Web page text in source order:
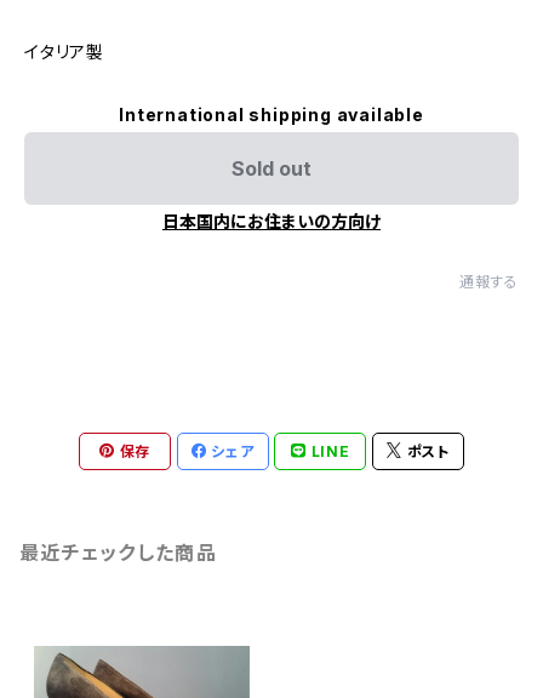
イタリア製
International shipping available
Sold out
日本国内にお住まいの方向け
通報する
保存 シェア LINE ポスト
最近チェックした商品